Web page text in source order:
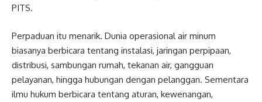
PITS.
Perpaduan itu menarik. Dunia operasional air minum
biasanya berbicara tentang instalasi, jaringan perpipaan,
distribusi, sambungan rumah, tekanan air, gangguan
pelayanan, hingga hubungan dengan pelanggan. Sementara
ilmu hukum berbicara tentang aturan, kewenangan,